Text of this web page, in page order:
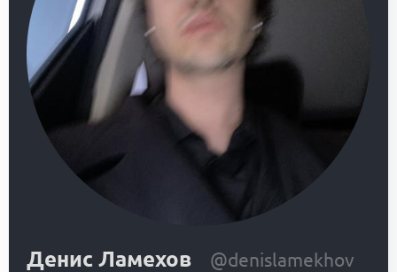
Денис Ламехов @denislamekhov